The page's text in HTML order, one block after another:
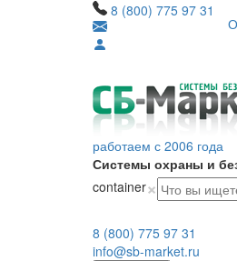
8 (800) 775 97 31
работаем с 2006 года
Системы охраны и
container×
8 (800) 775 97 31
info@sb-market.ru